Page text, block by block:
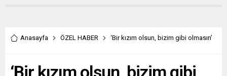
Anasayfa ÖZEL HABER ‘Bir kızım olsun, bizim gibi olmasın’